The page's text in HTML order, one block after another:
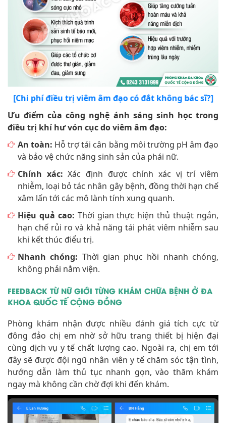
[Chi phí điều trị viêm âm đạo có đắt không bác sĩ?]
Ưu điểm của công nghệ ánh sáng sinh học trong
điều trị khí hư vón cục do viêm âm đạo:
An toàn: Hỗ trợ tái cân bằng môi trường pH âm đạo
và bảo vệ chức năng sinh sản của phái nữ.
Chính xác:Xác định được chính xác vị trí viêm
nhiễm, loại bỏ tác nhân gây bệnh, đồng thời hạn chế
xâm lấn tới các mô lành tính xung quanh.
Hiệu quả cao: Thời gian thực hiện thủ thuật ngắn,
hạn chế rủi ro và khả năng tái phát viêm nhiễm sau
khi kết thúc điểu trị.
Nhanh chóng: Thời gian phục hồi nhanh chóng,
không phải nằm viện.
FEEDBACK TỪ NỮ GIỚI TỪNG KHÁM CHỮA BỆNH Ở ĐA
KHOA QUỐC TẾ CỘNG ĐỒNG
Phòng khám nhận được nhiều đánh giá tích cực từ
đông đảo chị em nhờ sở hữu trang thiết bị hiện đại
cùng dịch vụ y tế chất lượng cao. Ngoài ra, chị em tới
đây sẽ được đội ngũ nhân viên y tế chăm sóc tận tình,
hướng dẫn làm thủ tục nhanh gọn, vào thăm khám
ngay mà không cần chờ đợi khi đến khám.